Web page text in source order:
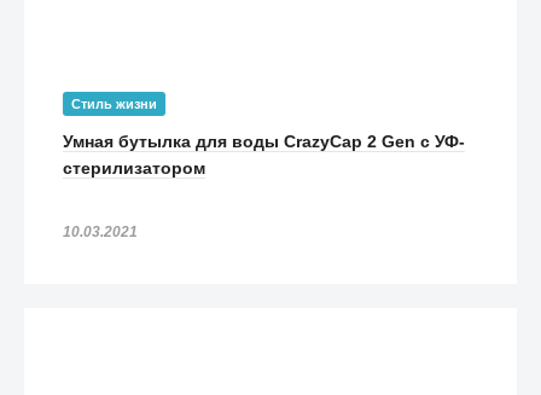
Стиль жизни
Умная бутылка для воды CrazyCap 2 Gen с УФ-
стерилизатором
10.03.2021